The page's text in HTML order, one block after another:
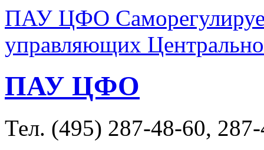
ПАУ ЦФО
управляющих
ПАУ ЦФО
Тел. (495) 287-48-60,